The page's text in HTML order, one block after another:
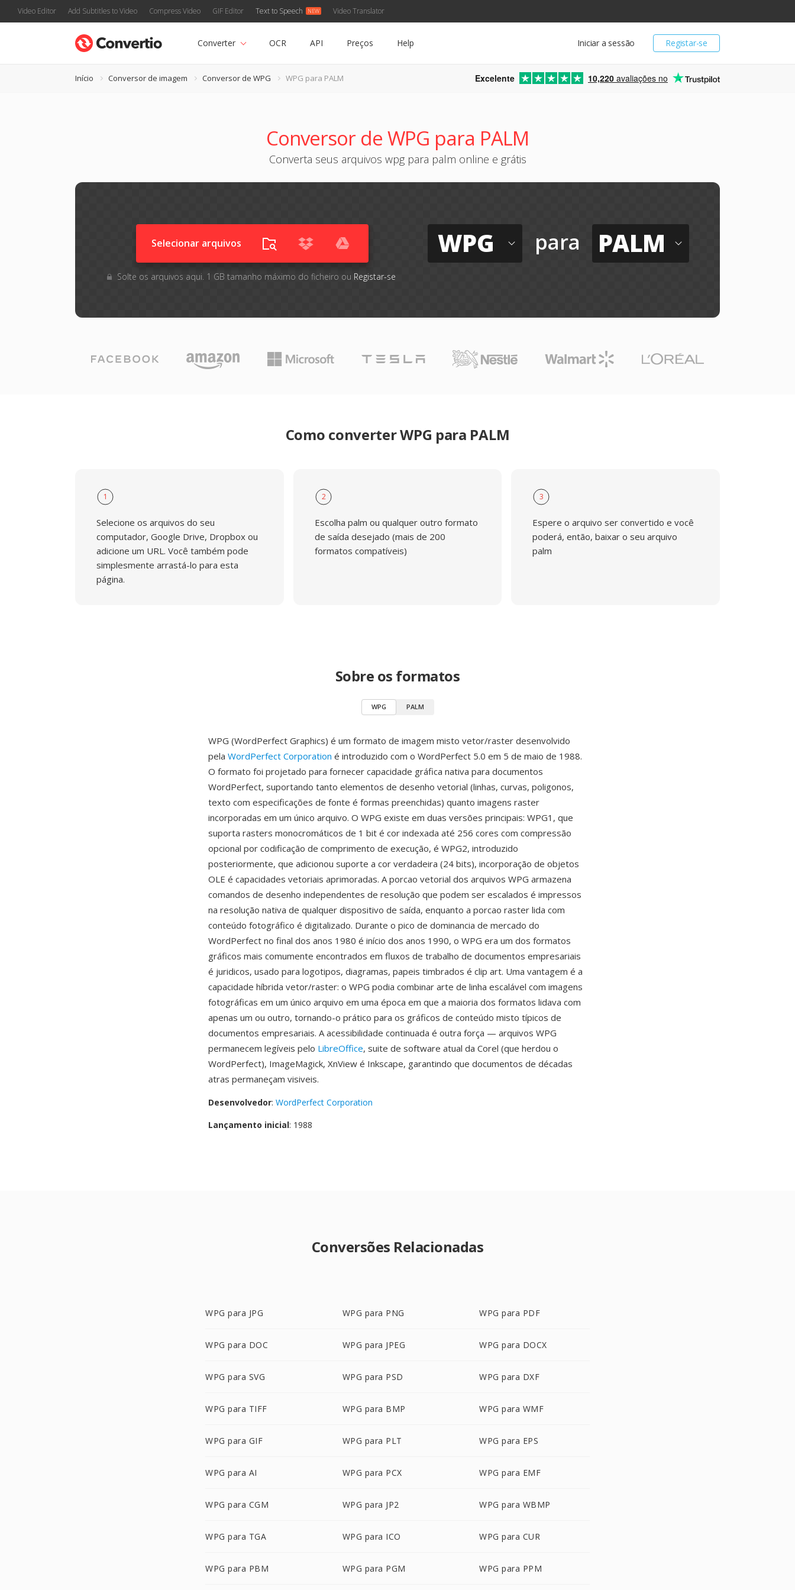
Video Editor Add Subtitles to Video Compress Video GIF Editor Text to Speech Video Translator
Registar-se
Iniciar a sessão
Converter OCR API Preços Help
Início Conversor de imagem Conversor de WPG WPG para PALM Excelente 10,220 avaliações no
Conversor de WPG para PALM
Converta seus arquivos wpg para palm online e grátis
Selecionar arquivos
Solte os arquivos aqui. 1 GB tamanho máximo do ficheiro ou Registar-se
WPG para PALM
Como converter WPG para PALM
1
Selecione os arquivos do seu
computador, Google Drive, Dropbox ou
adicione um URL. Você também pode
simplesmente arrastá-lo para esta
página.
2
Escolha palm ou qualquer outro formato
de saída desejado (mais de 200
formatos compatíveis)
3
Espere o arquivo ser convertido e você
poderá, então, baixar o seu arquivo
palm
Sobre os formatos
WPG PALM
WPG (WordPerfect Graphics) é um formato de imagem misto vetor/raster desenvolvido
pela WordPerfect Corporation é introduzido com o WordPerfect 5.0 em 5 de maio de 1988.
O formato foi projetado para fornecer capacidade gráfica nativa para documentos
WordPerfect, suportando tanto elementos de desenho vetorial (linhas, curvas, poligonos,
texto com especificações de fonte é formas preenchidas) quanto imagens raster
incorporadas em um único arquivo. O WPG existe em duas versões principais: WPG1, que
suporta rasters monocromáticos de 1 bit é cor indexada até 256 cores com compressão
opcional por codificação de comprimento de execução, é WPG2, introduzido
posteriormente, que adicionou suporte a cor verdadeira (24 bits), incorporação de objetos
OLE é capacidades vetoriais aprimoradas. A porcao vetorial dos arquivos WPG armazena
comandos de desenho independentes de resolução que podem ser escalados é impressos
na resolução nativa de qualquer dispositivo de saída, enquanto a porcao raster lida com
conteúdo fotográfico é digitalizado. Durante o pico de dominancia de mercado do
WordPerfect no final dos anos 1980 é início dos anos 1990, o WPG era um dos formatos
gráficos mais comumente encontrados em fluxos de trabalho de documentos empresariais
é juridicos, usado para logotipos, diagramas, papeis timbrados é clip art. Uma vantagem é a
capacidade híbrida vetor/raster: o WPG podia combinar arte de linha escalável com imagens
fotográficas em um único arquivo em uma época em que a maioria dos formatos lidava com
apenas um ou outro, tornando-o prático para os gráficos de conteúdo misto típicos de
documentos empresariais. A acessibilidade continuada é outra força — arquivos WPG
permanecem legíveis pelo LibreOffice, suite de software atual da Corel (que herdou o
WordPerfect), ImageMagick, XnView é Inkscape, garantindo que documentos de décadas
atras permaneçam visiveis.
Desenvolvedor: WordPerfect Corporation
Lançamento inicial: 1988
Conversões Relacionadas
WPG para JPG WPG para PNG WPG para PDF
WPG para DOC WPG para JPEG WPG para DOCX
WPG para SVG WPG para PSD WPG para DXF
WPG para TIFF WPG para BMP WPG para WMF
WPG para GIF WPG para PLT WPG para EPS
WPG para AI WPG para PCX WPG para EMF
WPG para CGM WPG para JP2 WPG para WBMP
WPG para TGA WPG para ICO WPG para CUR
WPG para PBM WPG para PGM WPG para PPM